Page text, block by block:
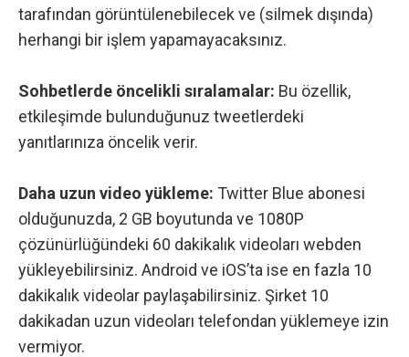
tarafından görüntülenebilecek ve (silmek dışında)
herhangi bir işlem yapamayacaksınız.
Sohbetlerde öncelikli sıralamalar: Bu özellik,
etkileşimde bulunduğunuz tweetlerdeki
yanıtlarınıza öncelik verir.
Daha uzun video yükleme: Twitter Blue abonesi
olduğunuzda, 2 GB boyutunda ve 1080P
çözünürlüğündeki 60 dakikalık videoları webden
yükleyebilirsiniz. Android ve iOS’ta ise en fazla 10
dakikalık videolar paylaşabilirsiniz. Şirket 10
dakikadan uzun videoları telefondan yüklemeye izin
vermiyor.